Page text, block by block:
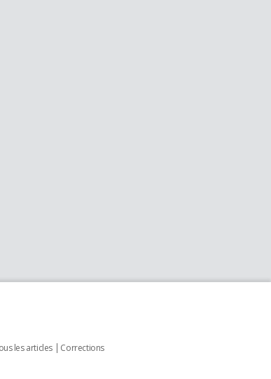
les articles
Corrections